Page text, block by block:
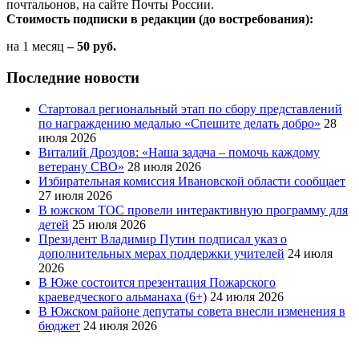
почтальонов, на сайте Почты России.
Стоимость подписки в редакции (до востребования):
на 1 месяц – 50 руб.
Последние новости
Стартовал региональный этап по сбору представлений
по награждению медалью «Спешите делать добро» 28
июля 2026
Виталий Дроздов: «Наша задача – помочь каждому
ветерану СВО» 28 июля 2026
Избирательная комиссия Ивановской области сообщает
27 июля 2026
В южском ТОС провели интерактивную программу для
детей 25 июля 2026
Президент Владимир Путин подписал указ о
дополнительных мерах поддержки учителей 24 июля
2026
В Юже состоится презентация Пожарского
краеведческого альманаха (6+) 24 июля 2026
В Южском районе депутаты совета внесли изменения в
бюджет 24 июля 2026